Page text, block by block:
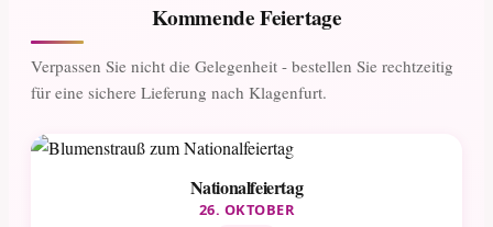
Kommende Feiertage
Verpassen Sie nicht die Gelegenheit - bestellen Sie rechtzeitig
für eine sichere Lieferung nach Klagenfurt.
Nationalfeiertag
26. OKTOBER